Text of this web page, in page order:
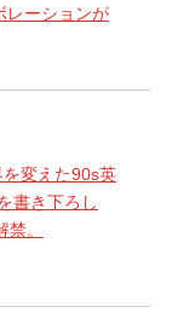
レーションが
を変えた90s英
書き下ろし
。